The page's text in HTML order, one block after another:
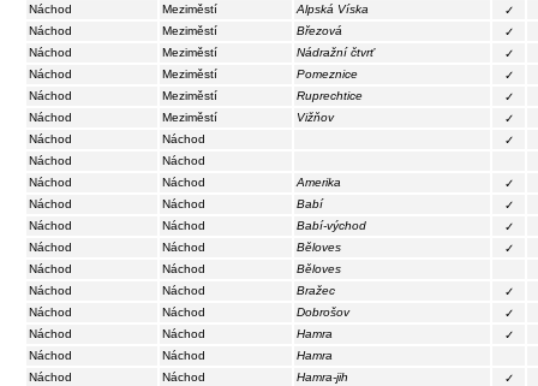
Náchod
Meziměstí Alpská Víska
✓
Náchod
Meziměstí Březová
✓
Náchod
Meziměstí Nádražní čtvrť
✓
Náchod
Meziměstí Pomeznice
✓
Náchod
Meziměstí Ruprechtice
✓
Náchod
Meziměstí Vižňov
✓
Náchod
Náchod
✓
Náchod
Náchod
Náchod
Náchod Amerika
✓
Náchod
Náchod Babí
✓
Náchod
Náchod Babí-východ
✓
Náchod
Náchod Běloves
✓
Náchod
Náchod
Běloves
Náchod
Náchod Bražec
✓
Náchod
Náchod Dobrošov
✓
Náchod
Náchod Hamra
✓
Náchod
Náchod
Hamra
Náchod
Náchod Hamra-jih
✓